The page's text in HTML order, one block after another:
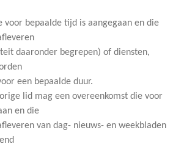
voor bepaalde tijd is aangegaan en die
daaronder begrepen) of diensten,
een bepaalde duur.
lid mag een overeenkomst die voor
en die
van dag- nieuws- en weekbladen